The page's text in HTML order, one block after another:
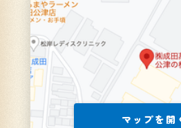
マップを開